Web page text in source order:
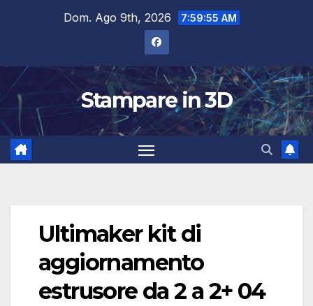
Dom. Ago 9th, 2026 7:59:55 AM
Stampare in 3D
Ultimaker kit di
aggiornamento
estrusore da 2 a 2+ 04